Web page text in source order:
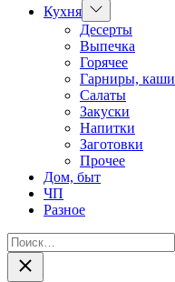
Кухня Показать
подменю
Десерты
Выпечка
Горячее
Гарниры, каши
Салаты
Закуски
Напитки
Заготовки
Прочее
Дом, быт
ЧП
Разное
Найти:
Закрыть
поиск